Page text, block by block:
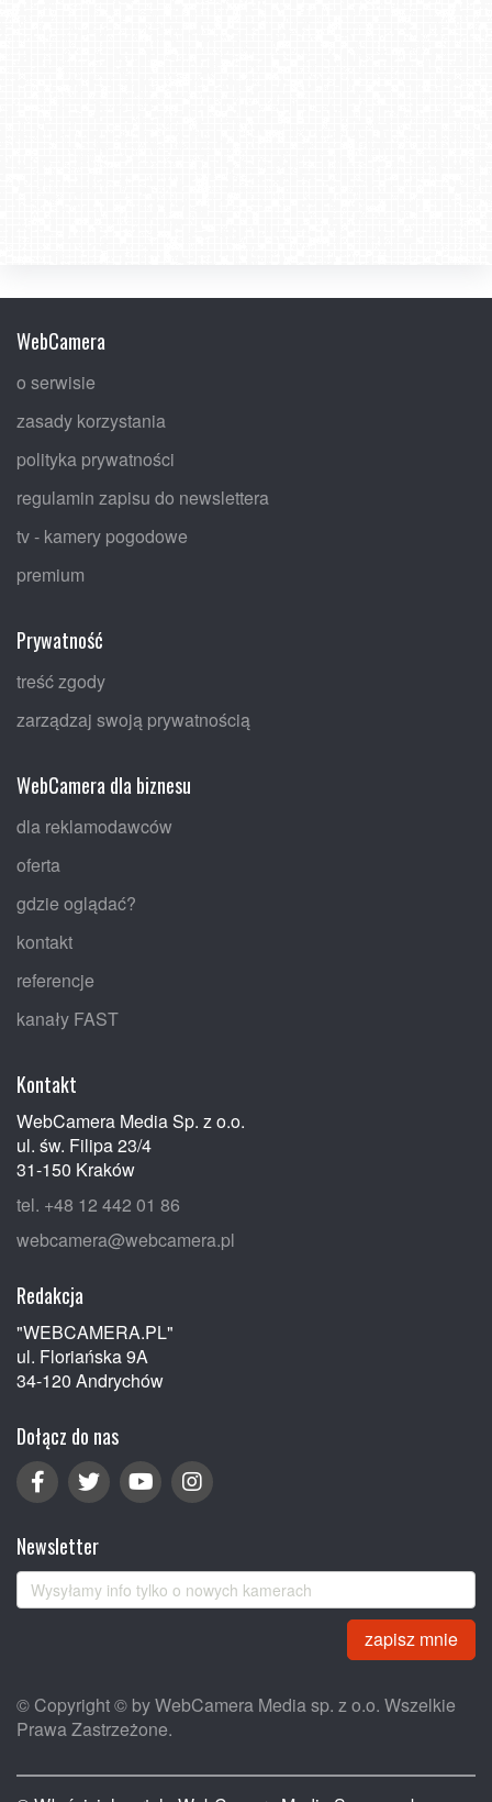
WebCamera
o serwisie
zasady korzystania
polityka prywatności
regulamin zapisu do newslettera
tv - kamery pogodowe
premium
Prywatność
treść zgody
zarządzaj swoją prywatnością
WebCamera dla biznesu
dla reklamodawców
oferta
gdzie oglądać?
kontakt
referencje
kanały FAST
Kontakt
WebCamera Media Sp. z o.o.
ul. św. Filipa 23/4
31-150 Kraków
tel. +48 12 442 01 86
webcamera@webcamera.pl
Redakcja
"WEBCAMERA.PL"
ul. Floriańska 9A
34-120 Andrychów
Dołącz do nas
Newsletter
zapisz mnie
© Copyright © by WebCamera Media sp. z o.o. Wszelkie
Prawa Zastrzeżone.